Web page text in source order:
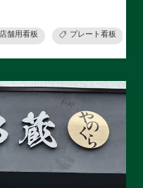
店舗用看板 プレート看板